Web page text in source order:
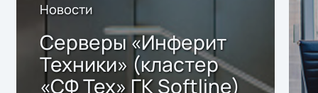
Новости
Серверы «Инферит
Техники» (кластер
«СФ Тех» ГК Softline)